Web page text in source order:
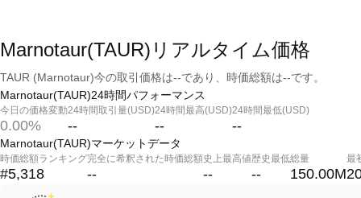
Marnotaur(TAUR)リアルタイム価格
TAUR (Marnotaur)今の取引価格は--であり、時価総額は--です。
Marnotaur(TAUR)24時間パフォーマンス
今日の価格変動
0.00%
24時間取引量(USD)
--
24時間最高(USD)
--
24時間最低(USD)
--
Marnotaur(TAUR)マーケットデータ
時価総額ランキング
#5,318
完全に希釈された時価総額
--
史上最高値
--
歴史最低
--
総量
150.00M
最